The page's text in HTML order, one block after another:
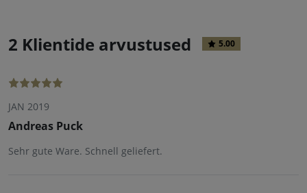
2 Klientide arvustused 5.00
JAN 2019
Andreas Puck
Sehr gute Ware. Schnell geliefert.